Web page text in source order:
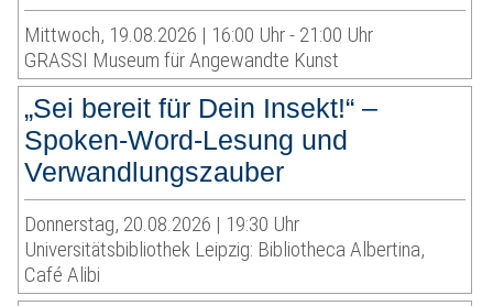
Mittwoch, 19.08.2026 | 16:00 Uhr - 21:00 Uhr
GRASSI Museum für Angewandte Kunst
„Sei bereit für Dein Insekt!“ –
Spoken-Word-Lesung und
Verwandlungszauber
Donnerstag, 20.08.2026 | 19:30 Uhr
Universitätsbibliothek Leipzig: Bibliotheca Albertina,
Café Alibi